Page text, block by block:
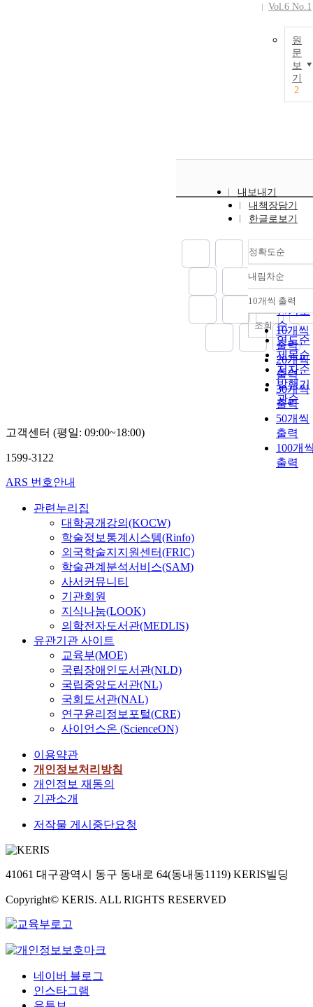
Vol.6 No.1
원
문
보
기
2
내보내기
내책장담기
한글로보기
정확도순
정확도
순
인기도
순
연도순
제목순
저자순
발행기
관순
내림차순
내림차
10개씩 출력
10개씩
출력
20개씩
출력
30개씩
출력
50개씩
출력
100개
출력
조회
고객센터 (평일: 09:00~18:00)
1599-3122
ARS 번호안내
관련누리집
대학공개강의(KOCW)
학술정보통계시스템(Rinfo)
외국학술지지원센터(FRIC)
학술관계분석서비스(SAM)
사서커뮤니티
기관회원
지식나눔(LOOK)
의학전자도서관(MEDLIS)
유관기관 사이트
교육부(MOE)
국립장애인도서관(NLD)
국립중앙도서관(NL)
국회도서관(NAL)
연구윤리정보포털(CRE)
사이언스온 (ScienceON)
이용약관
개인정보처리방침
개인정보 재동의
기관소개
저작물 게시중단요청
41061 대구광역시 동구 동내로 64(동내동1119) KERIS빌딩
Copyright© KERIS. ALL RIGHTS RESERVED
네이버 블로그
인스타그램